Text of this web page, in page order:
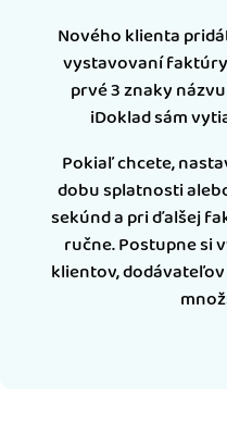
Nového klienta
vystavovaní
prvé 3 znaky
iDoklad sám
Pokiaľ chcete,
dobu splatnosti
sekúnd a pri ďalšej
ručne. Postupne si
klientov,